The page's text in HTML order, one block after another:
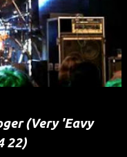
(Very 'Eavy
22)